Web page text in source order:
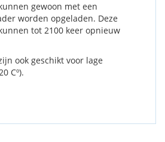
gewoon met een
worden opgeladen. Deze
tot 2100 keer opnieuw
ook geschikt voor lage
Cº).